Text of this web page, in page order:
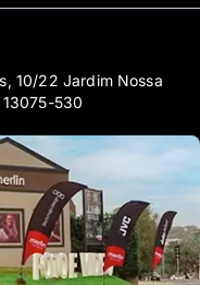
10/22 Jardim Nossa
13075-530